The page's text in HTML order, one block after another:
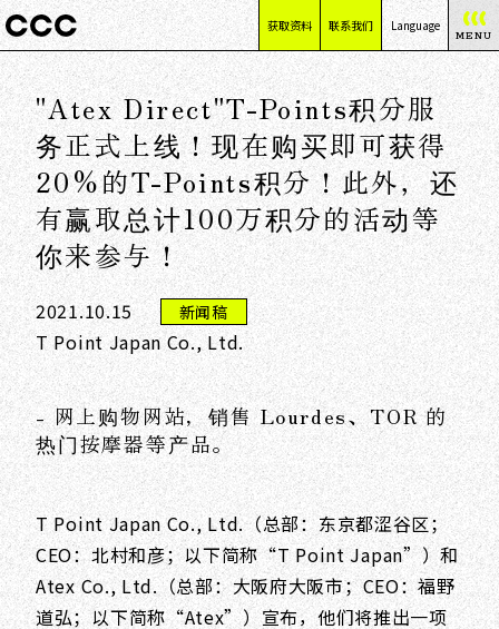
获取资料 联系我们 Language
日本語
English
简体中文
繁體中文
MENU
"Atex Direct"T-Points积分服
务正式上线！现在购买即可获得
20%的T-Points积分！此外，还
有赢取总计100万积分的活动等
你来参与！
2021.10.15 新闻稿
T Point Japan Co., Ltd.
- 网上购物网站，销售 Lourdes、TOR 的
热门按摩器等产品。
T Point Japan Co., Ltd.（总部：东京都涩谷区；
CEO：北村和彦；以下简称“T Point Japan”）和
Atex Co., Ltd.（总部：大阪府大阪市；CEO：福野
道弘；以下简称“Atex”）宣布，他们将推出一项